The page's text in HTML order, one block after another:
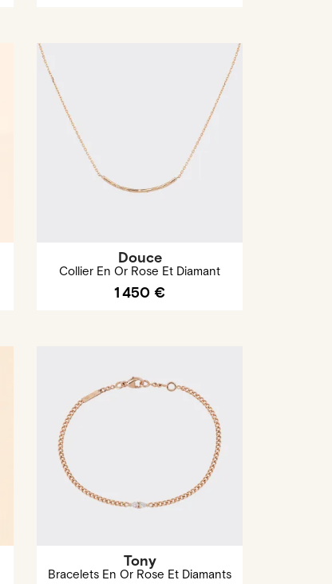
Douce
Collier En Or Rose Et Diamant
1 450 €
Tony
Bracelets En Or Rose Et Diamants